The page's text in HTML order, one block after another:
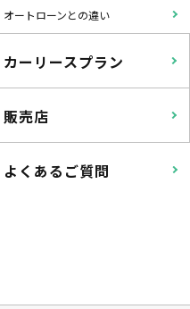
オートローンとの違い
カーリースプラン
販売店
よくあるご質問